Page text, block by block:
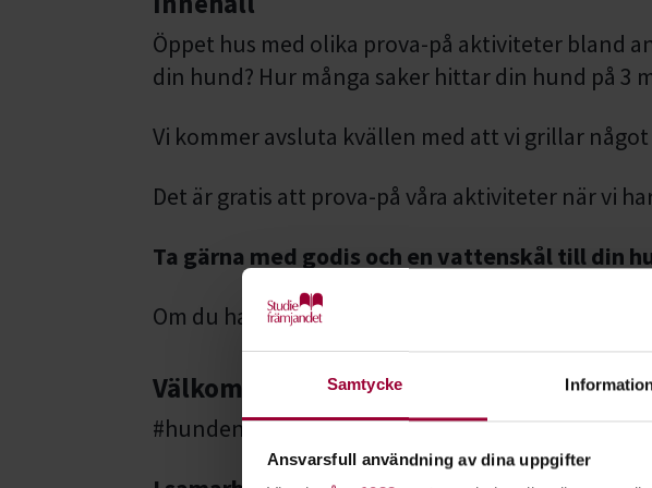
Samtycke
Ansvarsfull användning av dina uppgifter
Öppet hus med olika prova-på aktiviteter bland
din hund? Hur många saker hittar din hund på 3
Vi kommer avsluta kvällen med att vi grillar
Det är gratis att prova-på våra aktiviteter när vi
Ta gärna med godis och en vattenskål till din
Om du har frågor kontakta Kristina Karlsson,
Välkommen!
#hundensvecka